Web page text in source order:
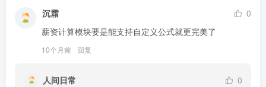
沉霜
0
薪资计算模块要是能支持自定义公式就更完美了
10个月前 回复
人间日常
0